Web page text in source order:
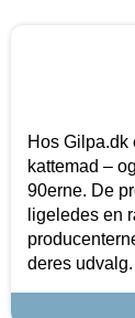
Hos Gilpa.dk
kattemad –
90erne. De
ligeledes en
deres udvalg.